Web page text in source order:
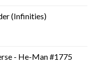
(Infinities)
- He-Man #1775